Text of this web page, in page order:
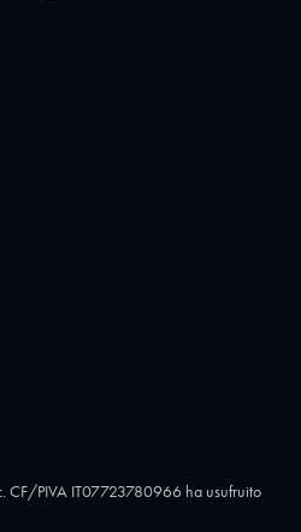
CF/PIVA IT07723780966 ha usufruito